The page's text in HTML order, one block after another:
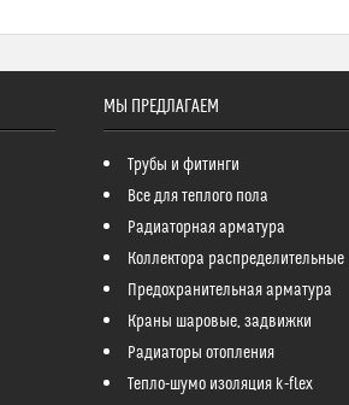
МЫ ПРЕДЛАГАЕМ
Трубы и фитинги
Все для теплого пола
Радиаторная арматура
Коллектора распределительные
Предохранительная арматура
Краны шаровые, задвижки
Радиаторы отопления
Тепло-шумо изоляция k-flex